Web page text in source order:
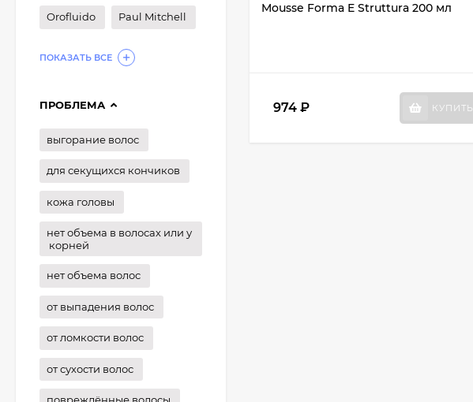
Mousse Forma E Struttura 200 мл
974 ₽ КУПИТЬ
Orofluido Paul Mitchell
ПОКАЗАТЬ ВСЕ
ПРОБЛЕМА
выгорание волос
для секущихся кончиков
кожа головы
нет объема в волосах или у
корней
нет объема волос
от выпадения волос
от ломкости волос
от сухости волос